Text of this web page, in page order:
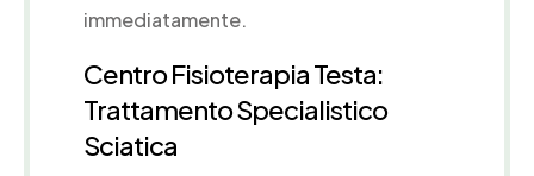
immediatamente.
Centro Fisioterapia Testa:
Trattamento Specialistico
Sciatica